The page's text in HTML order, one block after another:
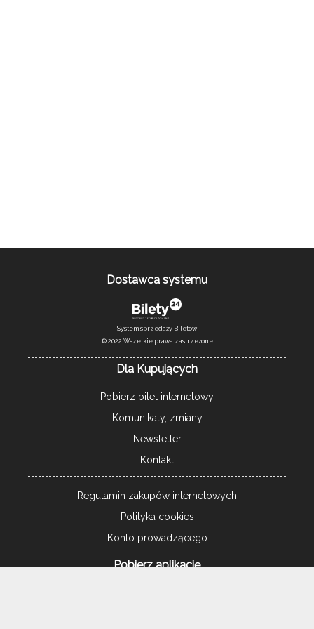
Dostawca systemu
System sprzedaży Biletów
© 2022 Wszelkie prawa zastrzeżone
Dla Kupujących
Pobierz bilet internetowy
Komunikaty, zmiany
Newsletter
Kontakt
Regulamin zakupów internetowych
Polityka cookies
Konto prowadzącego
Pobierz aplikację